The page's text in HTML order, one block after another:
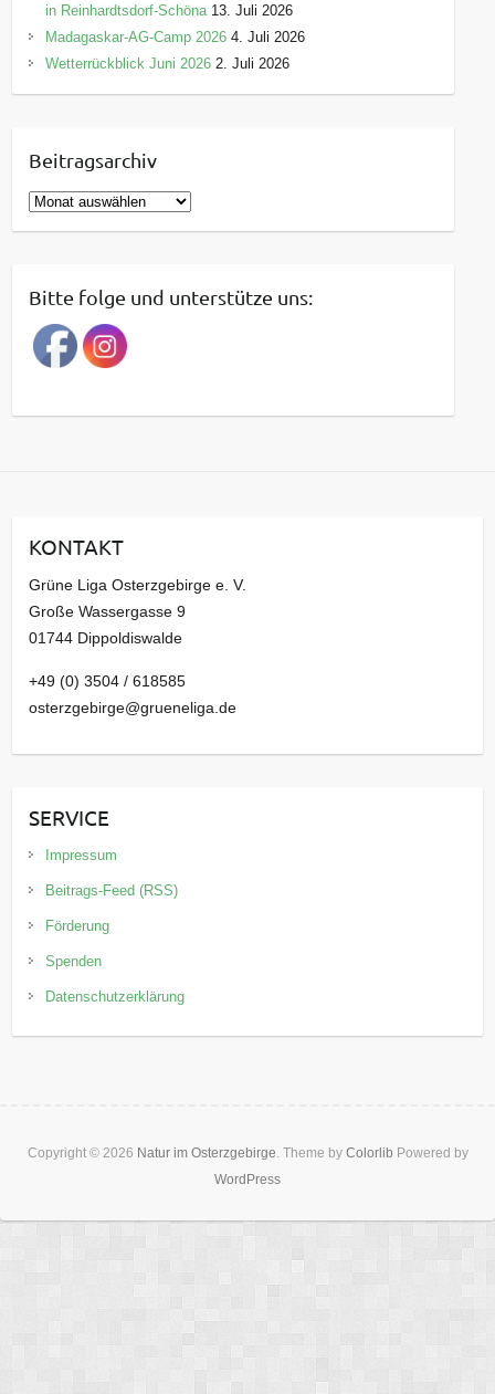
in Reinhardtsdorf-Schöna 13. Juli 2026
Madagaskar-AG-Camp 2026 4. Juli 2026
Wetterrückblick Juni 2026 2. Juli 2026
Beitragsarchiv
B
e
r
a
g
a
v
Bitte folge und unterstütze uns:
KONTAKT
Grüne Liga Osterzgebirge e. V.
Große Wassergasse 9
01744 Dippoldiswalde
+49 (0) 3504 / 618585
osterzgebirge@grueneliga.de
SERVICE
Impressum
Beitrags-Feed (RSS)
Förderung
Spenden
Datenschutzerklärung
Copyright © 2026 Natur im Osterzgebirge . Theme by Colorlib Powered by
WordPress